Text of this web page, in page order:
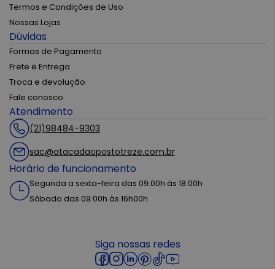
Termos e Condições de Uso
Nossas Lojas
Dúvidas
Formas de Pagamento
Frete e Entrega
Troca e devolução
Fale conosco
Atendimento
(21)98484-9303
sac@atacadaopostotreze.com.br
Horário de funcionamento
Segunda a sexta-feira das 09:00h às 18:00h
Sábado das 09:00h às 16h00h
Siga nossas redes